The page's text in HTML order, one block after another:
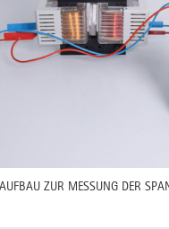
ZUR MESSUNG DER